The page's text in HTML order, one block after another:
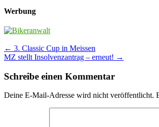
Werbung
Post
navigation
← 3. Classic Cup in Meissen
MZ stellt Insolvenzantrag – erneut! →
Schreibe einen Kommentar
Deine E-Mail-Adresse wird nicht veröffentlicht.